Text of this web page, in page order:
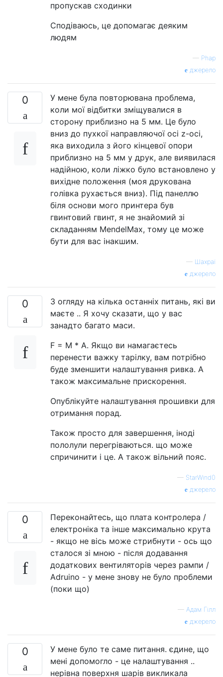
пропускав сходинки
Сподіваюсь, це допомагає деяким
людям
— Phap
джерело
0
У мене була повторювана проблема,
коли мої відбитки зміщувалися в
сторону приблизно на 5 мм. Це було
вниз до пухкої направляючої осі z-осі,
яка виходила з його кінцевої опори
приблизно на 5 мм у друк, але виявилася
надійною, коли ліжко було встановлено у
вихідне положення (моя друкована
голівка рухається вниз). Під панеллю
біля основи мого принтера був
гвинтовий гвинт, я не знайомий зі
складанням MendelMax, тому це може
бути для вас інакшим.
— Шахраї
джерело
0
З огляду на кілька останніх питань, які ви
маєте .. Я хочу сказати, що у вас
занадто багато маси.
F = M * A. Якщо ви намагаєтесь
перенести важку тарілку, вам потрібно
буде зменшити налаштування ривка. А
також максимальне прискорення.
Опублікуйте налаштування прошивки для
отримання порад.
Також просто для завершення, іноді
пололули перегріваються. що може
спричинити і це. А також вільний пояс.
— StarWind0
джерело
0
Переконайтесь, що плата контролера /
електроніка та інше максимально крута
- якщо не вісь може стрибнути - ось що
сталося зі мною - після додавання
додаткових вентиляторів через рампи /
Adruino - у мене знову не було проблеми
(поки що)
— Адам Гілл
джерело
0
У мене було те саме питання. єдине, що
мені допомогло - це налаштування ..
нерівна поверхня шарів викликала